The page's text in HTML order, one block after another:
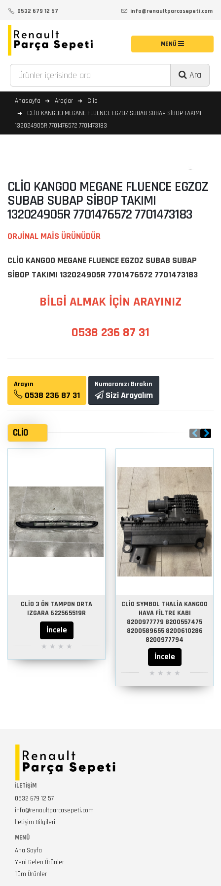
0532 679 12 57 info@renaultparcasepeti.com
Ara
Anasayfa Araçlar
Clio
CLİO KANGOO MEGANE FLUENCE EGZOZ SUBAB SUBAP SİBOP TAKIMI
132024905R 7701476572 7701473183
CLİO KANGOO MEGANE FLUENCE EGZOZ
SUBAB SUBAP SİBOP TAKIMI
132024905R 7701476572 7701473183
ORJİNAL MAİS ÜRÜNÜDÜR
CLİO KANGOO MEGANE FLUENCE EGZOZ SUBAB SUBAP
SİBOP TAKIMI 132024905R 7701476572 7701473183
BİLGİ ALMAK İÇİN ARAYINIZ
0538 236 87 31
Arayın
0538 236 87 31
Numaranızı Bırakın
Sizi Arayalım
CLIO
CLİO 3 ÖN TAMPON ORTA
IZGARA 622565519R
İncele
CLİO SYMBOL THALİA KANGOO
HAVA FİLTRE KABI
8200977779 8200557475
8200589655 8200610286
8200977794
İncele
İLETİŞİM
0532 679 12 57
info@renaultparcasepeti.com
İletişim Bilgileri
MENÜ
Ana Sayfa
Yeni Gelen Ürünler
Tüm Ürünler